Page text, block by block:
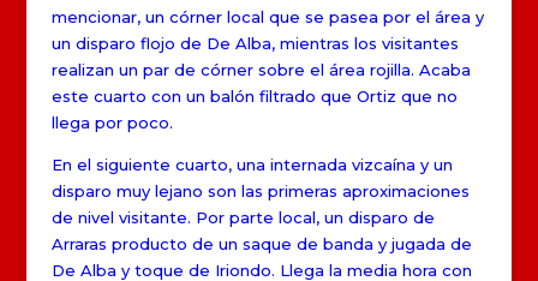
mencionar, un córner local que se pasea por el área y
un disparo flojo de De Alba, mientras los visitantes
realizan un par de córner sobre el área rojilla. Acaba
este cuarto con un balón filtrado que Ortiz que no
llega por poco.
En el siguiente cuarto, una internada vizcaína y un
disparo muy lejano son las primeras aproximaciones
de nivel visitante. Por parte local, un disparo de
Arraras producto de un saque de banda y jugada de
De Alba y toque de Iriondo. Llega la media hora con